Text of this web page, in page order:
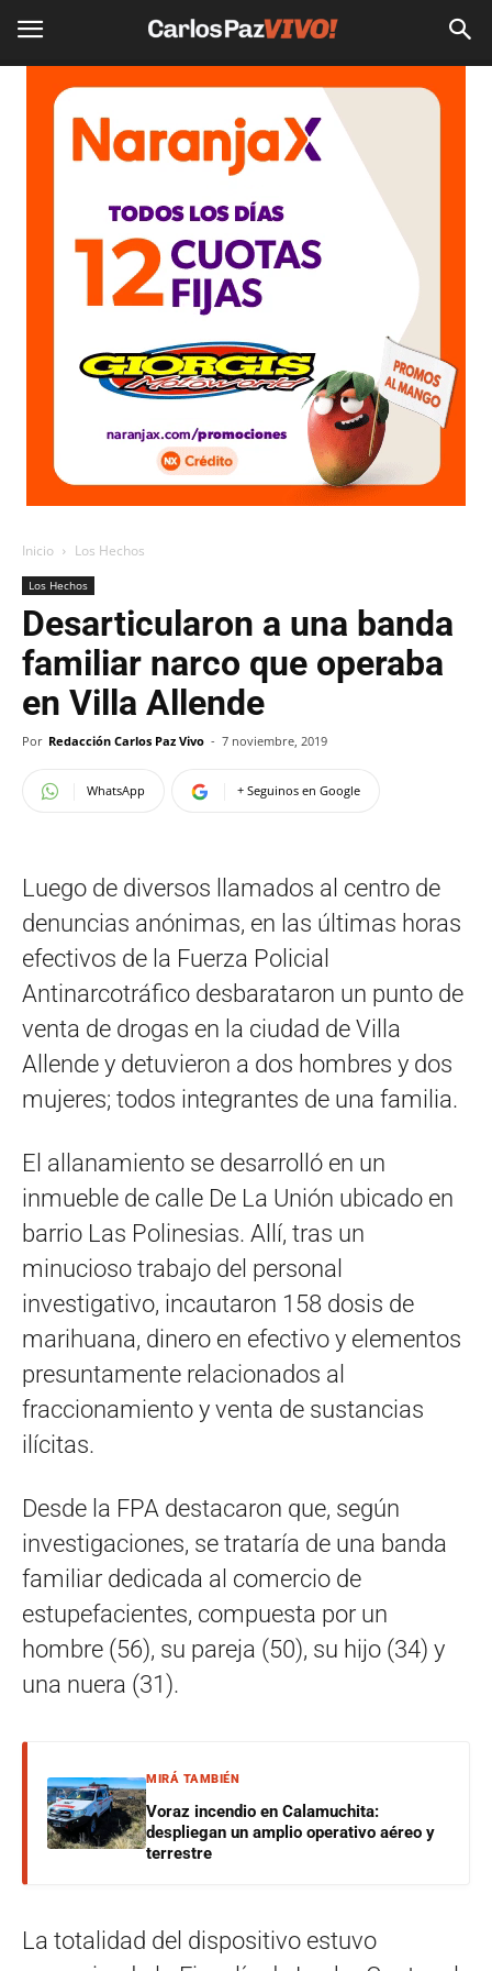
Inicio Los Hechos
Los Hechos
Desarticularon a una banda
familiar narco que operaba
en Villa Allende
Por Redacción Carlos Paz Vivo - 7 noviembre, 2019
WhatsApp + Seguinos en Google
Luego de diversos llamados al centro de
denuncias anónimas, en las últimas horas
efectivos de la Fuerza Policial
Antinarcotráfico desbarataron un punto de
venta de drogas en la ciudad de Villa
Allende y detuvieron a dos hombres y dos
mujeres; todos integrantes de una familia.
El allanamiento se desarrolló en un
inmueble de calle De La Unión ubicado en
barrio Las Polinesias. Allí, tras un
minucioso trabajo del personal
investigativo, incautaron 158 dosis de
marihuana, dinero en efectivo y elementos
presuntamente relacionados al
fraccionamiento y venta de sustancias
ilícitas.
Desde la FPA destacaron que, según
investigaciones, se trataría de una banda
familiar dedicada al comercio de
estupefacientes, compuesta por un
hombre (56), su pareja (50), su hijo (34) y
una nuera (31).
MIRÁ TAMBIÉN
Voraz incendio en Calamuchita:
despliegan un amplio operativo aéreo y
terrestre
La totalidad del dispositivo estuvo